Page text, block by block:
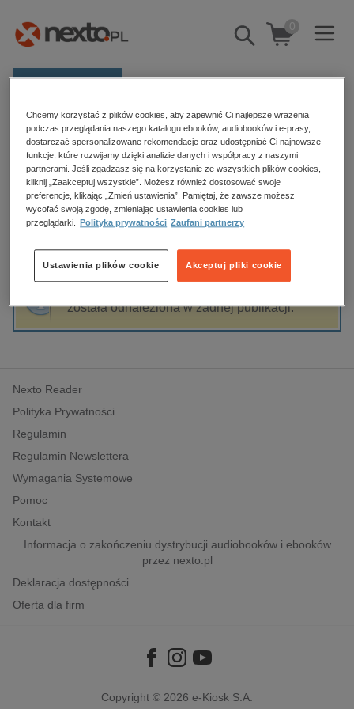
Pokaż/schowaj
wyszukiwarkę
0
Kategorie
Zobacz wszystkie E-prasa
budownictwo, aranżacja wnętrz
biznesowe, branżowe, gospodarka
dzienniki
edukacja
hobby, sport, rozrywka
komputery, internet, technologie, informatyka
polityka, społeczno-informacyjne
psychologiczne
inne
popularno-naukowe
historia
Strona główna Tomasz Srogosz prof. KAAFM
Tomasz Srogosz prof. KAAFM
Sortowanie Filtrowanie
została odnaleziona w żadnej publikacji.
Nexto Reader
Polityka Prywatności
Regulamin
Regulamin Newslettera
Wymagania Systemowe
Pomoc
Kontakt
Informacja o zakończeniu dystrybucji audiobooków i ebooków
przez nexto.pl
Deklaracja dostępności
Oferta dla firm
Copyright © 2026 e-Kiosk S.A.
Chcemy korzystać z plików cookies, aby zapewnić Ci najlepsze wrażenia
podczas przeglądania naszego katalogu ebooków, audiobooków i e-prasy,
dostarczać spersonalizowane rekomendacje oraz udostępniać Ci najnowsze
funkcje, które rozwijamy dzięki analizie danych i współpracy z naszymi
partnerami. Jeśli zgadzasz się na korzystanie ze wszystkich plików cookies,
kliknij „Zaakceptuj wszystkie”. Możesz również dostosować swoje
preferencje, klikając „Zmień ustawienia”. Pamiętaj, że zawsze możesz
wycofać swoją zgodę, zmieniając ustawienia cookies lub
przeglądarki.
Polityka prywatności Zaufani partnerzy
Akceptuj pliki cookie
Ustawienia plików cookie